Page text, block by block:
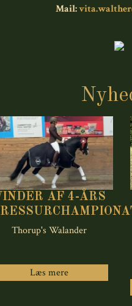
Mail:
AF 4-ÅRS
Thorup's Walander
Læs mere